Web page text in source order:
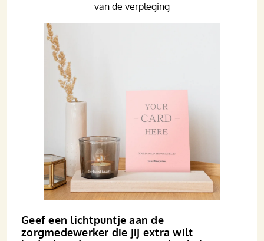
Geef een lichtpuntje aan de
zorgmedewerker die jij extra wilt
van de verpleging